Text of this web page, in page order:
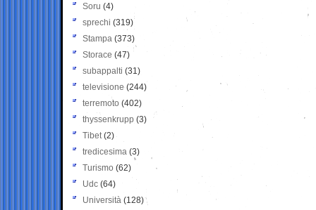
Soru (4)
sprechi (319)
Stampa (373)
Storace (47)
subappalti (31)
televisione(244)
terremoto (402)
thyssenkrupp (3)
Tibet(2)
tredicesima (3)
Turismo (62)
Udc (64)
Università (128)